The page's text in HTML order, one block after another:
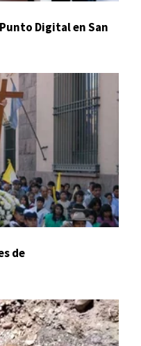
Digital en San
de